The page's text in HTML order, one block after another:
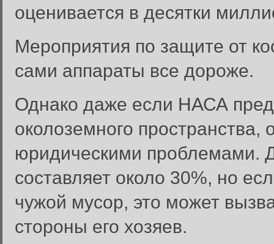
оценивается в десятки
Мероприятия по защите от
сами аппараты все дороже.
Однако даже если НАСА
околоземного пространства,
юридическими
составляет около 30%, но
чужой мусор, это может
стороны его хозяев.